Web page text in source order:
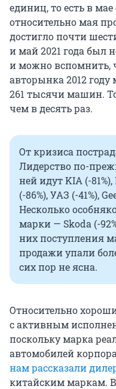
единиц, то есть в
относительно мая
достигло почти
и май 2021 года был
и можно вспомнить,
авторынка 2012
261 тысячи машин. То
чем в десять раз.
От кризиса
Лидерство по-
ней идут KIA (-
(-86%), УАЗ (-41%),
Несколько
марки — Skoda (-
них поступления
продажи упали
сих пор не ясна.
Относительно
с активным
поскольку марка
автомобилей
нам рассказали
китайским маркам.